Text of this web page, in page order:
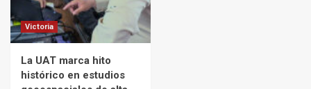
Victoria
La UAT marca hito
histórico en estudios